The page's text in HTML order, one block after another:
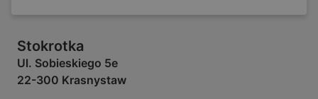
Stokrotka
Ul. Sobieskiego 5e
22-300 Krasnystaw